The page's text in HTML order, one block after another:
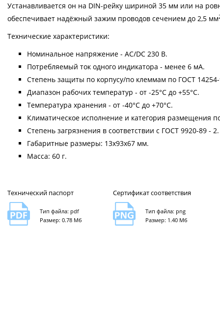
Устанавливается он на DIN-рейку шириной 35 мм или на
обеспечивает надёжный зажим проводов сечением до 2,5 мм
Технические характеристики:
Номинальное напряжение - AC/DC 230 В.
Потребляемый ток одного индикатора - менее 6 мА.
Степень защиты по корпусу/по клеммам по ГОСТ 14254-
Диапазон рабочих температур - от -25°C до +55°C.
Температура хранения - от -40°C до +70°C.
Климатическое исполнение и категория размещения
Степень загрязнения в соответствии с ГОСТ 9920-89 - 2.
Габаритные размеры: 13х93х67 мм.
Масса: 60 г.
Технический паспорт
Тип файла: pdf
Размер: 0.78 Мб
Сертификат соответствия
Тип файла: png
Размер: 1.40 Мб